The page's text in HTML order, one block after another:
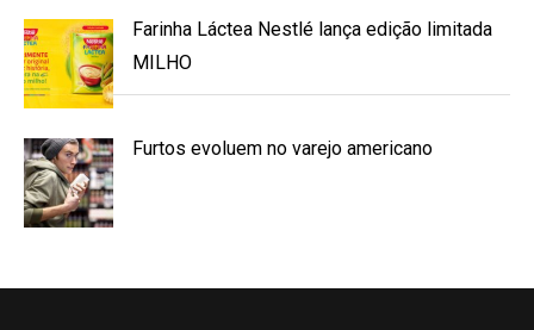
Farinha Láctea Nestlé lança edição limitada
MILHO
Furtos evoluem no varejo americano